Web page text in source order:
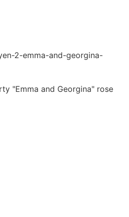
"Emma and Georgina" rose